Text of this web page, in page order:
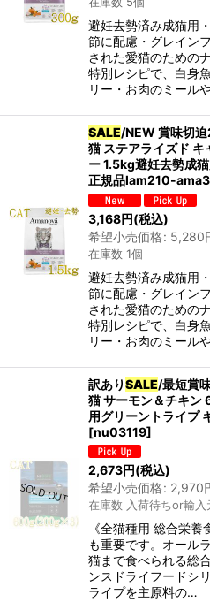
避妊去勢済み成猫用
節に配慮・グレイン
された愛猫のための
特別レシピで、白身
リー・お肉のミール
SALE/NEW 賞味切
猫 ステアライズド キ
ー 1.5kg避妊去勢成
正規品lam210-
3,168円(税込)
希望小売価格: 5,280
在庫数 1個
避妊去勢済み成猫用
節に配慮・グレイン
された愛猫のための
特別レシピで、白身
リー・お肉のミール
訳ありSALE/最短賞
猫 サーモン＆チキ
用グリーントライプ
[nu03119]
2,673円(税込)
希望小売価格: 2,970
在庫数 入荷待ちor輸入
《全猫種用 総合栄
も重要です。オール
猫まで食べられる総
ンスドライフードシ
ライプを主原料の…